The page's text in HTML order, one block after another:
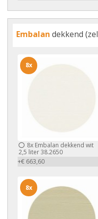
Embalan dekkend
8x Embalan dekkend wit
2,5 liter 38.2650
+€ 663,60
8x
8x